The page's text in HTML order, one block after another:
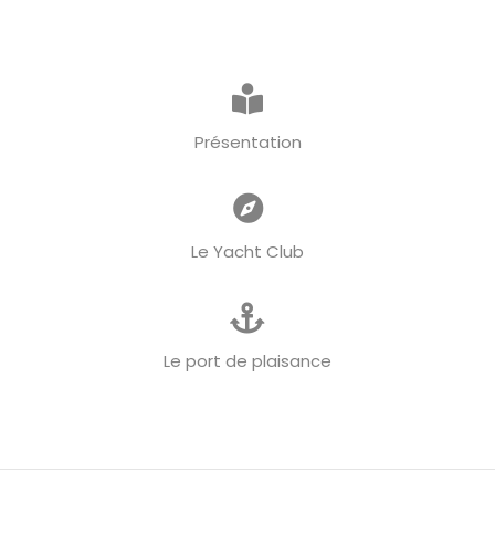
Présentation
Le Yacht Club
Le port de plaisance